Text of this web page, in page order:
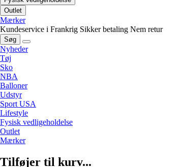
Outlet
Mærker
Kundeservice i Frankrig Sikker betaling Nem retur
Søg
Nyheder
Tøj
Sko
NBA
Balloner
Udstyr
Sport USA
Lifestyle
Fysisk vedligeholdelse
Outlet
Mærker
Tilføjer til kurv...